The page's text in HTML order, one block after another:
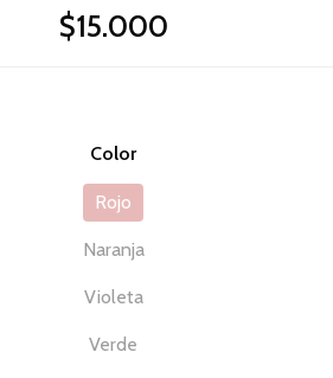
$15.000
Color
Rojo
Naranja
Violeta
Verde